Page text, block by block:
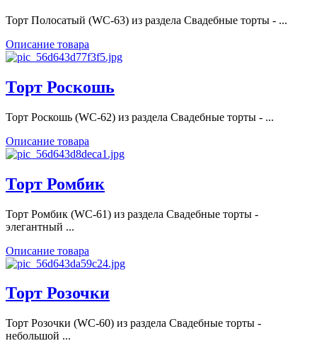
Торт Полосатый (WC-63) из раздела Свадебные торты - ...
Описание товара
Торт Роскошь
Торт Роскошь (WC-62) из раздела Свадебные торты - ...
Описание товара
Торт Ромбик
Торт Ромбик (WC-61) из раздела Свадебные торты -
элегантный ...
Описание товара
Торт Розочки
Торт Розочки (WC-60) из раздела Свадебные торты -
небольшой ...